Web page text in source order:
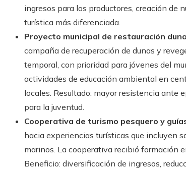
ingresos para los productores, creación de
turística más diferenciada.
Proyecto municipal de restauración
campaña de recuperación de dunas y
temporal, con prioridad para jóvenes del
actividades de educación ambiental en
locales. Resultado: mayor resistencia ante
para la juventud.
Cooperativa de turismo pesquero y
hacia experiencias turísticas que incluyen
marinos. La cooperativa recibió formación
Beneficio: diversificación de ingresos,